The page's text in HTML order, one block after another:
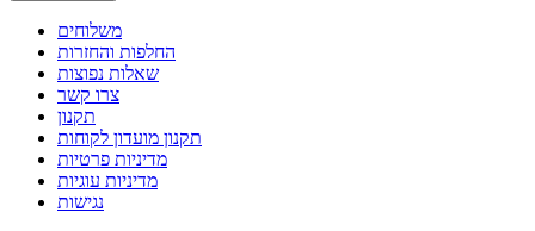
משלוחים
החלפות והחזרות
שאלות נפוצות
צרו קשר
תקנון
תקנון מועדון לקוחות
מדיניות פרטיות
מדיניות עוגיות
נגישות